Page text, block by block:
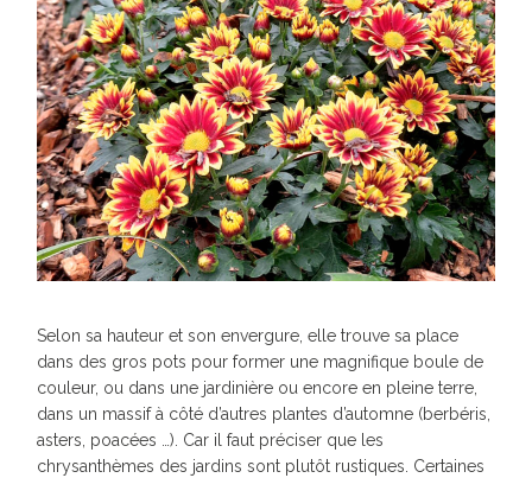
Selon sa hauteur et son envergure, elle trouve sa place
dans des gros pots pour former une magnifique boule de
couleur, ou dans une jardinière ou encore en pleine terre,
dans un massif à côté d’autres plantes d’automne (berbéris,
asters, poacées …). Car il faut préciser que les
chrysanthèmes des jardins sont plutôt rustiques. Certaines